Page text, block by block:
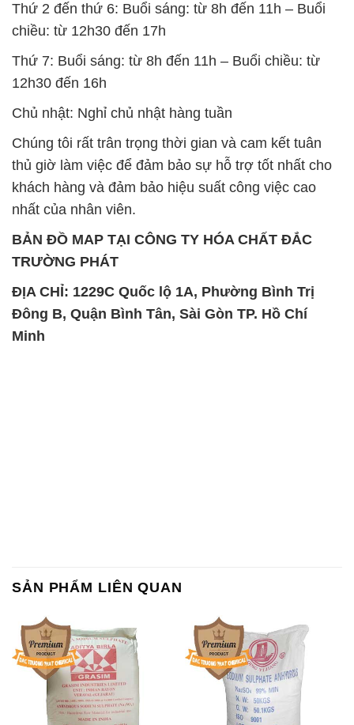
Thứ 2 đến thứ 6: Buổi sáng: từ 8h đến 11h – Buổi
chiều: từ 12h30 đến 17h
Thứ 7: Buổi sáng: từ 8h đến 11h – Buổi chiều: từ
12h30 đến 16h
Chủ nhật: Nghỉ chủ nhật hàng tuần
Chúng tôi rất trân trọng thời gian và cam kết tuân
thủ giờ làm việc để đảm bảo sự hỗ trợ tốt nhất cho
khách hàng và đảm bảo hiệu suất công việc cao
nhất của nhân viên.
BẢN ĐỒ MAP TẠI CÔNG TY HÓA CHẤT ĐẮC
TRƯỜNG PHÁT
ĐỊA CHỈ: 1229C Quốc lộ 1A, Phường Bình Trị
Đông B, Quận Bình Tân, Sài Gòn TP. Hồ Chí
Minh
SẢN PHẨM LIÊN QUAN